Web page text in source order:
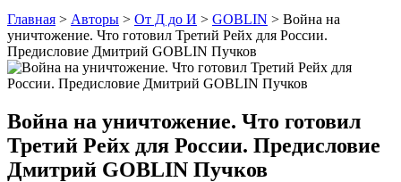
Главная > Авторы > От Д до И > GOBLIN > Война на
уничтожение. Что готовил Третий Рейх для России.
Предисловие Дмитрий GOBLIN Пучков
Война на уничтожение. Что готовил
Третий Рейх для России. Предисловие
Дмитрий GOBLIN Пучков